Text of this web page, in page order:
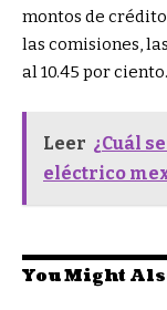
montos de
las comisiones,
al 10.45 por ciento.
Leer ¿Cuál
eléctrico
You Might